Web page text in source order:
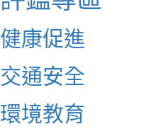
健康促進
交通安全
環境教育